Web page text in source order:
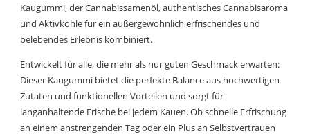
Kaugummi, der Cannabissamenöl, authentisches Cannabisaroma
und Aktivkohle für ein außergewöhnlich erfrischendes und
belebendes Erlebnis kombiniert.
Entwickelt für alle, die mehr als nur guten Geschmack erwarten:
Dieser Kaugummi bietet die perfekte Balance aus hochwertigen
Zutaten und funktionellen Vorteilen und sorgt für
langanhaltende Frische bei jedem Kauen. Ob schnelle Erfrischung
an einem anstrengenden Tag oder ein Plus an Selbstvertrauen